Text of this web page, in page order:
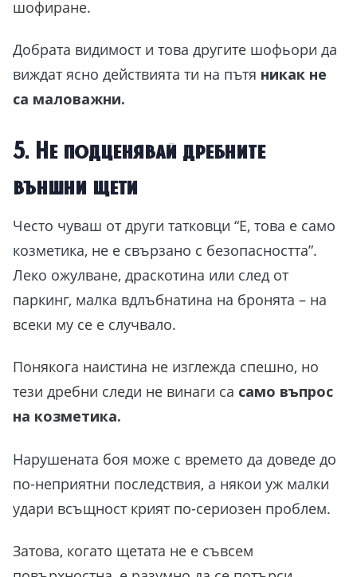
шофиране.
Добрата видимост и това другите шофьори да
виждат ясно действията ти на пътя никак не
са маловажни.
5. Не подценявай дребните
външни щети
Често чуваш от други татковци “Е, това е само
козметика, не е свързано с безопасността”.
Леко ожулване, драскотина или след от
паркинг, малка вдлъбнатина на бронята – на
всеки му се е случвало.
Понякога наистина не изглежда спешно, но
тези дребни следи не винаги са само въпрос
на козметика.
Нарушената боя може с времето да доведе до
по-неприятни последствия, а някои уж малки
удари всъщност крият по-сериозен проблем.
Затова, когато щетата не е съвсем